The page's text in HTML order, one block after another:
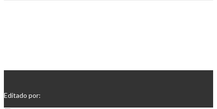
Editado por: